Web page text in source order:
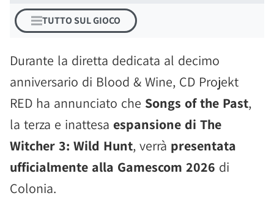
TUTTO SUL GIOCO
Durante la diretta dedicata al decimo
anniversario di Blood & Wine, CD Projekt
RED ha annunciato che Songs of the Past,
la terza e inattesa espansione di The
Witcher 3: Wild Hunt, verrà presentata
ufficialmente alla Gamescom 2026 di
Colonia.